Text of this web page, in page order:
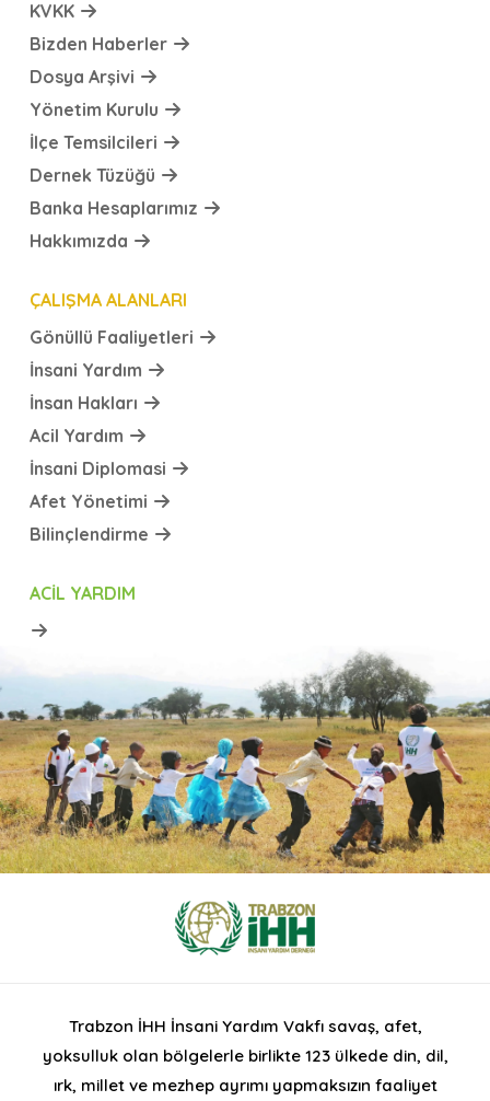
KVKK
Bizden Haberler
Dosya Arşivi
Yönetim Kurulu
İlçe Temsilcileri
Dernek Tüzüğü
Banka Hesaplarımız
Hakkımızda
ÇALIŞMA ALANLARI
Gönüllü Faaliyetleri
İnsani Yardım
İnsan Hakları
Acil Yardım
İnsani Diplomasi
Afet Yönetimi
Bilinçlendirme
ACIL YARDIM
Trabzon İHH İnsani Yardım Vakfı savaş, afet,
yoksulluk olan bölgelerle birlikte 123 ülkede din, dil,
ırk, millet ve mezhep ayrımı yapmaksızın faaliyet